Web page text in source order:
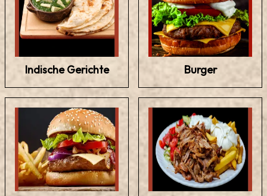
Indische Gerichte Burger